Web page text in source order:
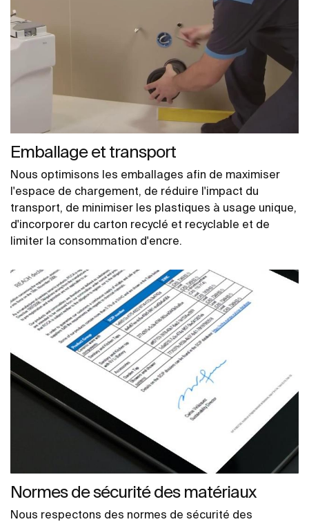
Emballage et transport
Nous optimisons les emballages afin de maximiser
l'espace de chargement, de réduire l'impact du
transport, de minimiser les plastiques à usage unique,
d'incorporer du carton recyclé et recyclable et de
limiter la consommation d'encre.
Normes de sécurité des matériaux
Nous respectons des normes de sécurité des